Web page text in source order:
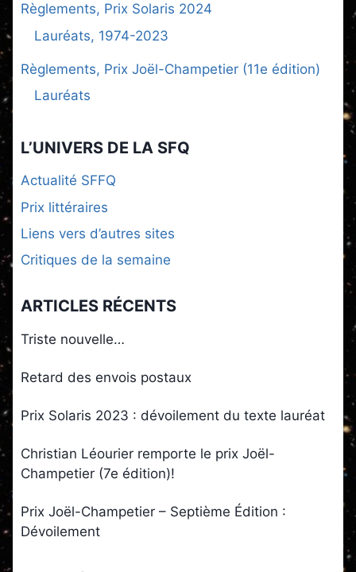
Règlements, Prix Solaris 2024
Lauréats, 1974-2023
Règlements, Prix Joël-Champetier (11e édition)
Lauréats
L’UNIVERS DE LA SFQ
Actualité SFFQ
Prix littéraires
Liens vers d’autres sites
Critiques de la semaine
ARTICLES RÉCENTS
Triste nouvelle…
Retard des envois postaux
Prix Solaris 2023 : dévoilement du texte lauréat
Christian Léourier remporte le prix Joël-
Champetier (7e édition)!
Prix Joël-Champetier – Septième Édition :
Dévoilement